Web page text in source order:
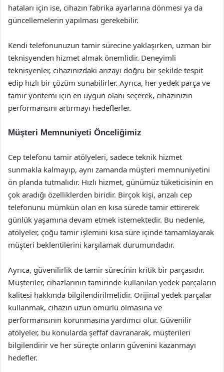
hataları için ise, cihazın fabrika ayarlarına dönmesi ya da
güncellemelerin yapılması gerekebilir.
Kendi telefonunuzun tamir sürecine yaklaşırken, uzman bir
teknisyenden hizmet almak önemlidir. Deneyimli
teknisyenler, cihazınızdaki arızayı doğru bir şekilde tespit
edip hızlı bir çözüm sunabilirler. Ayrıca, her yedek parça ve
tamir yöntemi için en uygun olanı seçerek, cihazınızın
performansını artırmayı hedeflerler.
Müşteri Memnuniyeti Önceliğimiz
Cep telefonu tamir atölyeleri, sadece teknik hizmet
sunmakla kalmayıp, aynı zamanda müşteri memnuniyetini
ön planda tutmalıdır. Hızlı hizmet, günümüz tüketicisinin en
çok aradığı özelliklerden biridir. Birçok kişi, arızalı cep
telefonunu mümkün olan en kısa sürede tamir ettirerek
günlük yaşamına devam etmek istemektedir. Bu nedenle,
atölyeler, çoğu tamir işlemini kısa süre içinde tamamlayarak
müşteri beklentilerini karşılamak durumundadır.
Ayrıca, güvenilirlik de tamir sürecinin kritik bir parçasıdır.
Müşteriler, cihazlarının tamirinde kullanılan yedek parçaların
kalitesi hakkında bilgilendirilmelidir. Orijinal yedek parçalar
kullanmak, cihazın uzun ömürlü olmasına ve
performansının korunmasına yardımcı olur. Güvenilir
atölyeler, bu konularda şeffaf davranarak, müşterileri
bilgilendirir ve her süreçte onların güvenini kazanmayı
hedefler.